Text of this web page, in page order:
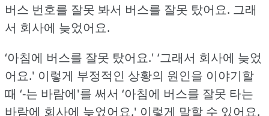
버스 번호를 잘못 봐서 버스를 잘못 탔어요. 그래
서 회사에 늦었어요.
‘아침에 버스를 잘못 탔어요.' ‘그래서 회사에 늦었
어요.' 이렇게 부정적인 상황의 원인을 이야기할
때 ‘-는 바람에'를 써서 ‘아침에 버스를 잘못 타는
바람에 회사에 늦었어요.' 이렇게 말할 수 있어요.